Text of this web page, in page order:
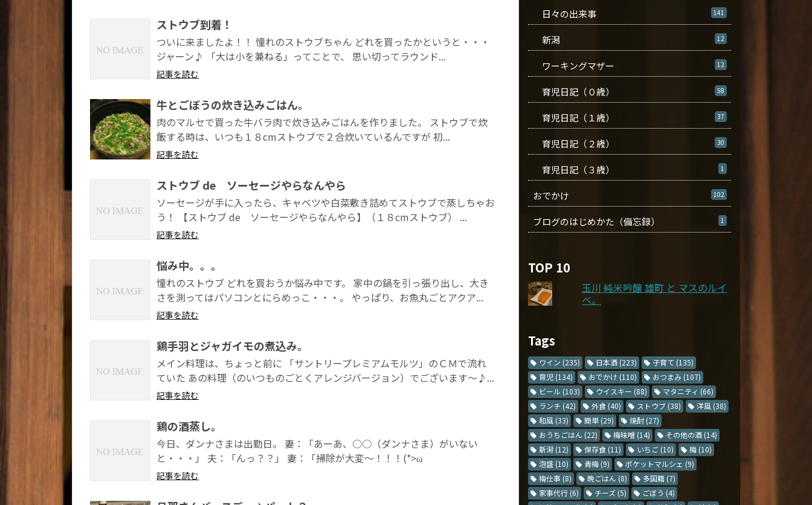
ストウブ到着！
ついに来ましたよ！！ 憧れのストウブちゃん どれを買ったかというと・・・
ジャーン♪ 「大は小を兼ねる」ってことで、 思い切ってラウンド...
記事を読む
牛とごぼうの炊き込みごはん。
肉のマルセで買った牛バラ肉で炊き込みごはんを作りました。 ストウブで炊
飯する時は、いつも１８cmストウブで２合炊いているんですが 初...
記事を読む
ストウブ de ソーセージやらなんやら
ソーセージが手に入ったら、キャベツや白菜敷き詰めてストウブで蒸しちゃお
う！ 【ストウブ de ソーセージやらなんやら】（１８cmストウブ） ...
記事を読む
悩み中。。。
憧れのストウブ どれを買おうか悩み中です。 家中の鍋を引っ張り出し、大き
さを測ってはパソコンとにらめっこ・・・。 やっぱり、お魚丸ごとアクア...
記事を読む
鶏手羽とジャガイモの煮込み。
メイン料理は、ちょっと前に 「サントリープレミアムモルツ」のＣＭで流れ
ていた あの料理（のいつものごとくアレンジバージョン）でございます～♪...
記事を読む
鶏の酒蒸し。
今日、ダンナさまは出勤日。 妻：「あーあ、○○（ダンナさま）がいない
と・・・」 夫：「んっ？？」 妻：「掃除が大変～！！！(*>ω
記事を読む
日々の出来事 141
新潟 12
ワーキングマザー 12
育児日記（０歳） 58
育児日記（１歳） 37
育児日記（２歳） 30
育児日記（３歳） 1
おでかけ 102
ブログのはじめかた（備忘録） 1
TOP 10
玉川 純米吟醸 雄町 と マスのルイ
ベ。
Tags
ワイン (235) 日本酒 (223) 子育て (135)
育児 (134) おでかけ (110) おつまみ (107)
ビール (103) ウイスキー (88) マタニティ (66)
ランチ (42) 外食 (40) ストウブ (38) 洋風 (38)
和風 (33) 簡単 (29) 焼酎 (27)
おうちごはん (22) 梅味噌 (14) その他の酒 (14)
新潟 (12) 保存食 (11) いちご (10) 梅 (10)
泡盛 (10) 青梅 (9) ポケットマルシェ (9)
梅仕事 (8) 晩ごはん (8) 多国籍 (7)
家事代行 (6) チーズ (5) ごぼう (4)